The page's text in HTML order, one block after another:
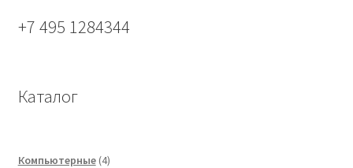
+7 495 1284344
Каталог
Компьютерные 44